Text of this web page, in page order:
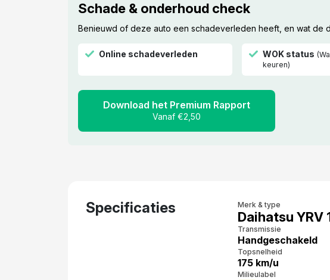
Schade & onderhoud check
Benieuwd of deze auto een schadeverleden heeft, en wat de
Online schadeverleden WOK status
keuren)
Download het Premium Rapport
Vanaf €2,50
Specificaties Merk & type
Daihatsu YRV
Transmissie
Handgeschakeld
Topsnelheid
175 km/u
Milieulabel